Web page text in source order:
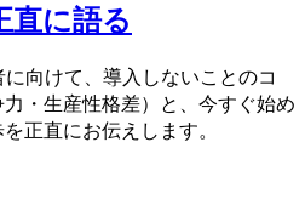
直に語る
向けて、導入しないことのコ
・生産性格差）と、今すぐ始め
正直にお伝えします。